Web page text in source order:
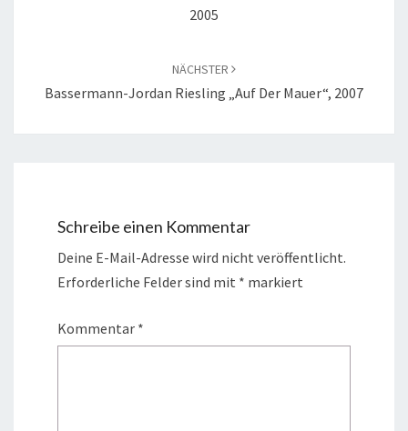
2005
NÄCHSTER
Bassermann-Jordan Riesling „Auf Der Mauer“, 2007
Schreibe einen Kommentar
Deine E-Mail-Adresse wird nicht veröffentlicht.
Erforderliche Felder sind mit * markiert
Kommentar *